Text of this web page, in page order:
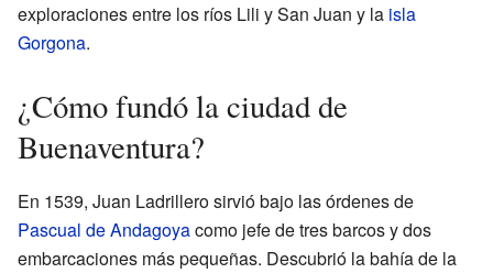
exploraciones entre los ríos Lili y San Juan y la isla
Gorgona.
¿Cómo fundó la ciudad de
Buenaventura?
En 1539, Juan Ladrillero sirvió bajo las órdenes de
Pascual de Andagoyacomo jefe de tres barcos y dos
embarcaciones más pequeñas. Descubrió la bahía de la